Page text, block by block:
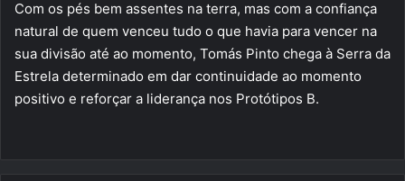
Com os pés bem assentes na terra, mas com a confiança
natural de quem venceu tudo o que havia para vencer na
sua divisão até ao momento, Tomás Pinto chega à Serra da
Estrela determinado em dar continuidade ao momento
positivo e reforçar a liderança nos Protótipos B.